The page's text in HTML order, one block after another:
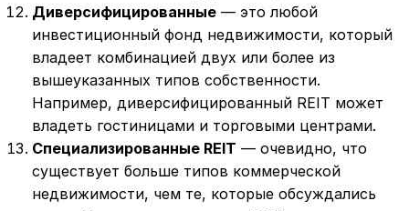
Диверсифицированные — это любой
инвестиционный фонд недвижимости, который
владеет комбинацией двух или более из
вышеуказанных типов собственности.
Например, диверсифицированный REIT может
владеть гостиницами и торговыми центрами.
Специализированные REIT — очевидно, что
существует больше типов коммерческой
недвижимости, чем те, которые обсуждались